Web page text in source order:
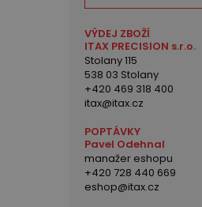
VÝDEJ ZBOŽÍ
ITAX PRECISION s.r.o.
Stolany 115
538 03 Stolany
+420 469 318 400
itax@itax.cz
POPTÁVKY
Pavel Odehnal
manažer eshopu
+420 728 440 669
eshop@itax.cz